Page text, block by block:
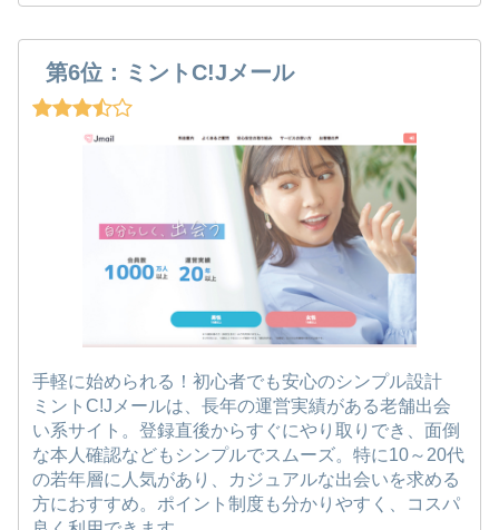
第6位：ミントC!Jメール
手軽に始められる！初心者でも安心のシンプル設計
ミントC!Jメールは、長年の運営実績がある老舗出会
い系サイト。登録直後からすぐにやり取りでき、面倒
な本人確認などもシンプルでスムーズ。特に10～20代
の若年層に人気があり、カジュアルな出会いを求める
方におすすめ。ポイント制度も分かりやすく、コスパ